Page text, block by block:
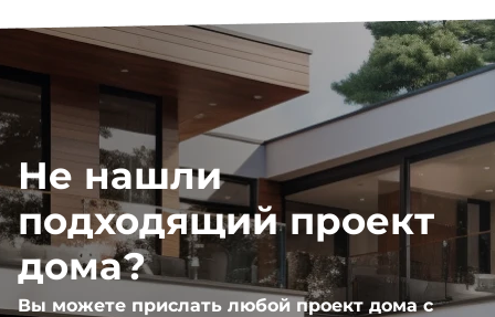
Не нашли
подходящий проект
дома?
Вы можете прислать любой проект дома с